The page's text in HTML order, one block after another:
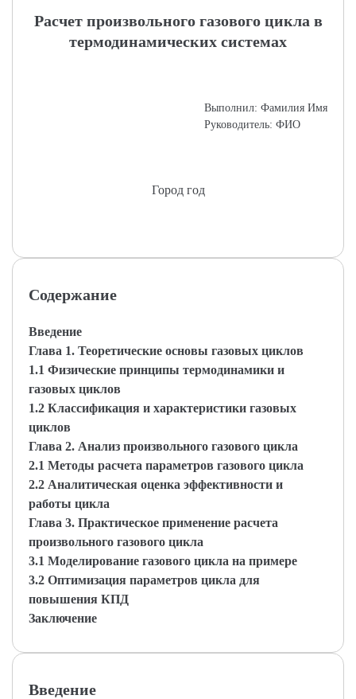
Расчет произвольного газового цикла в
термодинамических системах
Выполнил: Фамилия Имя
Руководитель: ФИО
Город год
Содержание
Введение
Глава 1. Теоретические основы газовых циклов
1.1 Физические принципы термодинамики и
газовых циклов
1.2 Классификация и характеристики газовых
циклов
Глава 2. Анализ произвольного газового цикла
2.1 Методы расчета параметров газового цикла
2.2 Аналитическая оценка эффективности и
работы цикла
Глава 3. Практическое применение расчета
произвольного газового цикла
3.1 Моделирование газового цикла на примере
3.2 Оптимизация параметров цикла для
повышения КПД
Заключение
Введение